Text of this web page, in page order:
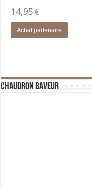
14,95 €
Achat partenaire
Chaudron Baveur